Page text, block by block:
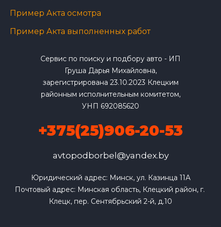
Пример Акта осмотра
Пример Акта выполненных работ
Сервис по поиску и подбору авто - ИП
Груша Дарья Михайловна,
зарегистрирована 23.10.2023 Клецким
районным исполнительным комитетом,
УНП 692085620
+375(25)906-20-53
avtopodborbel@yandex.by
Юридический адрес: Минск, ул. Казинца 11А
Почтовый адрес: Минская область, Клецкий район, г.
Клецк, пер. Сентябрьский 2-й, д.10